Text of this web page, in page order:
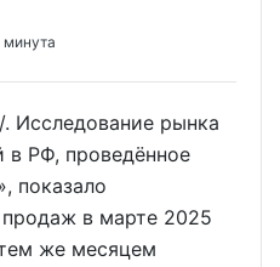
минута
. Исследование рынка
в РФ, проведённое
показало
продаж в марте 2025
же месяцем